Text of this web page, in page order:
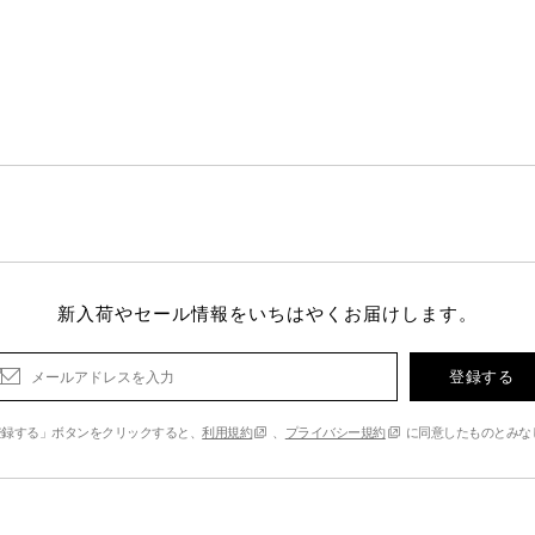
新入荷やセール情報をいちはやくお届けします。
登録する
する」ボタンをクリックすると、利用規約 プライバシー規約 に同意したものとみな